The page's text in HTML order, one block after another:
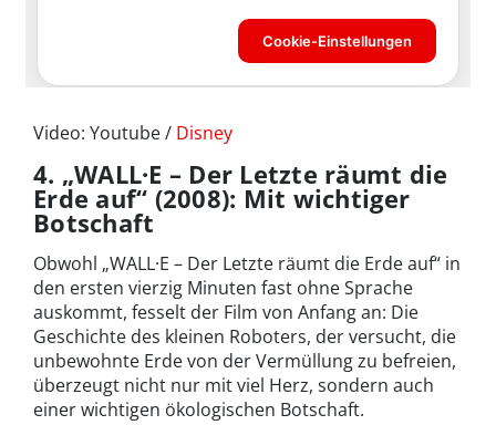
Video: Youtube / Disney
4. „WALL·E – Der Letzte räumt die
Erde auf“ (2008): Mit wichtiger
Botschaft
Obwohl „WALL·E – Der Letzte räumt die Erde auf“ in
den ersten vierzig Minuten fast ohne Sprache
auskommt, fesselt der Film von Anfang an: Die
Geschichte des kleinen Roboters, der versucht, die
unbewohnte Erde von der Vermüllung zu befreien,
überzeugt nicht nur mit viel Herz, sondern auch
einer wichtigen ökologischen Botschaft.